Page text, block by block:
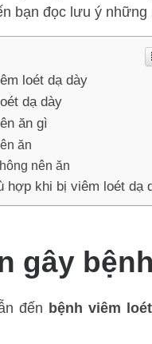
bạn đọc lưu ý những
loét dạ dày
dạ dày
ăn gì
ăn
nên ăn
hợp khi bị viêm loét dạ
gây
đến bệnh viêm